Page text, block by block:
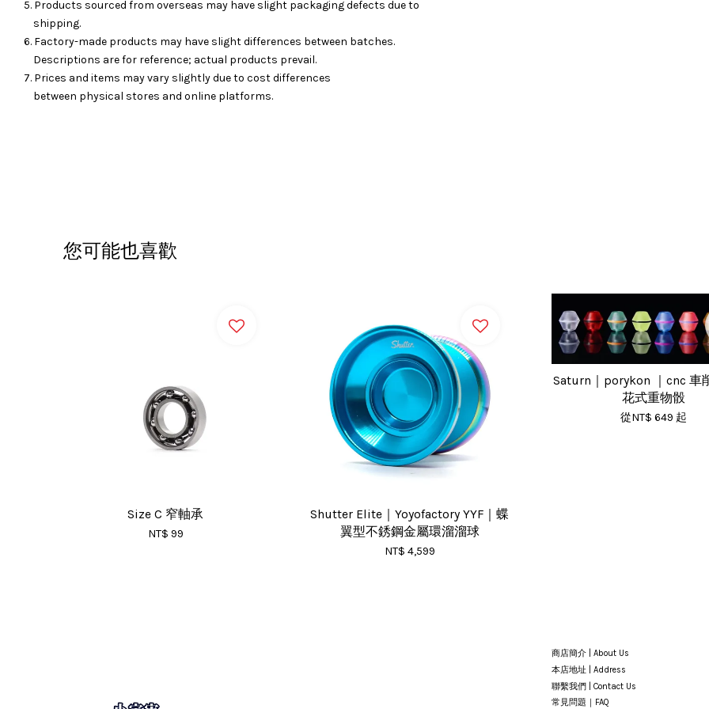
5. Products sourced from overseas may have slight packaging defects due to
shipping.
6. Factory-made products may have slight differences between batches.
Descriptions are for reference; actual products prevail.
7. Prices and items may vary slightly due to cost differences
between physical stores and online platforms.
您可能也喜歡
Size C 窄軸承
NT$ 99
Shutter Elite｜Yoyofactory YYF｜蝶
翼型不銹鋼金屬環溜溜球
NT$ 4,599
Saturn｜porykon ｜cnc 車
花式重物骰
從NT$ 649 起
商店簡介 | About Us
本店地址 | Address
聯繫我們 | Contact Us
常見問題｜FAQ